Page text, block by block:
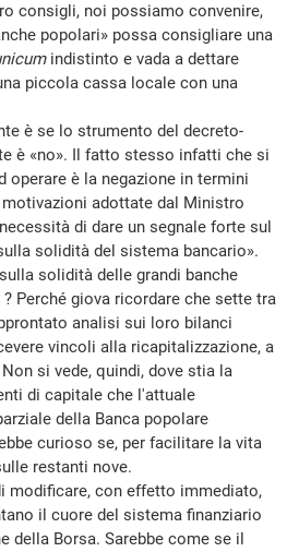
consigli, noi possiamo convenire,
popolari» possa consigliare una
indistinto e vada a dettare
piccola cassa locale con una
è se lo strumento del decreto-
è «no». Il fatto stesso infatti che si
è la negazione in termini
adottate dal Ministro
di dare un segnale forte sul
solidità del sistema bancario».
solidità delle grandi banche
Perché giova ricordare che sette tra
analisi sui loro bilanci
vincoli alla ricapitalizzazione, a
si vede, quindi, dove stia la
di capitale che l'attuale
della Banca popolare
curioso se, per facilitare la vita
restanti nove.
con effetto immediato,
il cuore del sistema finanziario
della Borsa. Sarebbe come se il